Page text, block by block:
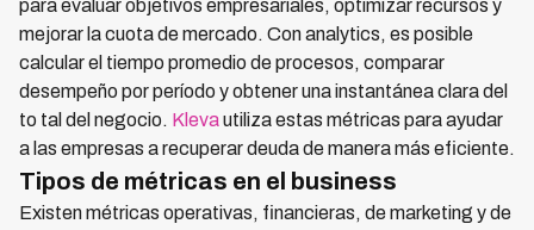
para evaluar objetivos empresariales, optimizar recursos y
mejorar la cuota de mercado. Con analytics, es posible
calcular el tiempo promedio de procesos, comparar
desempeño por período y obtener una instantánea clara del
to tal del negocio. Klevautiliza estas métricas para ayudar
a las empresas a recuperar deuda de manera más eficiente.
Tipos de métricas en el business
Existen métricas operativas, financieras, de marketing y de